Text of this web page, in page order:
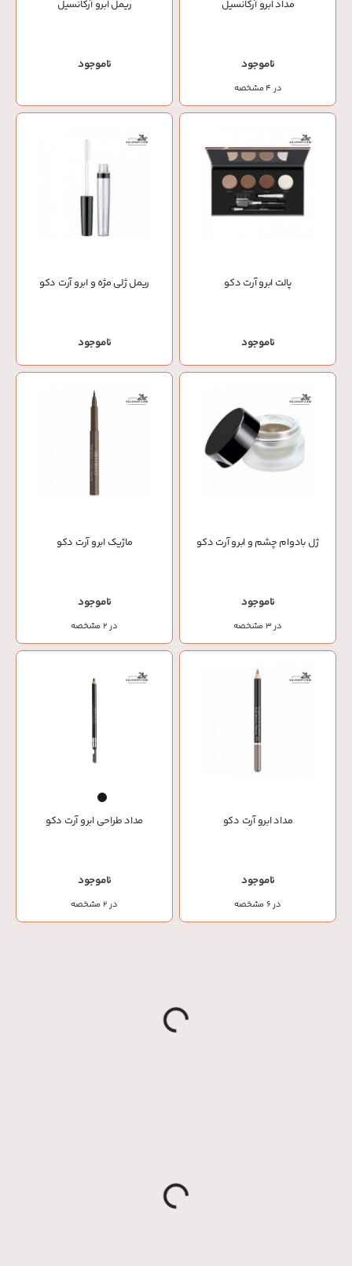
مداد ابرو آرکانسیل
ناموجود
در 4 مشخصه
ریمل ابرو آرکانسیل
ناموجود
پالت ابرو آرت دکو
ناموجود
ریمل ژلی مژه و ابرو آرت دکو
ناموجود
ژل بادوام چشم و ابرو آرت دکو
ناموجود
در 3 مشخصه
ماژیک ابرو آرت دکو
ناموجود
در 2 مشخصه
مداد ابرو آرت دکو
ناموجود
در 6 مشخصه
مداد طراحی ابرو آرت دکو
ناموجود
در 2 مشخصه
L
.
L
.